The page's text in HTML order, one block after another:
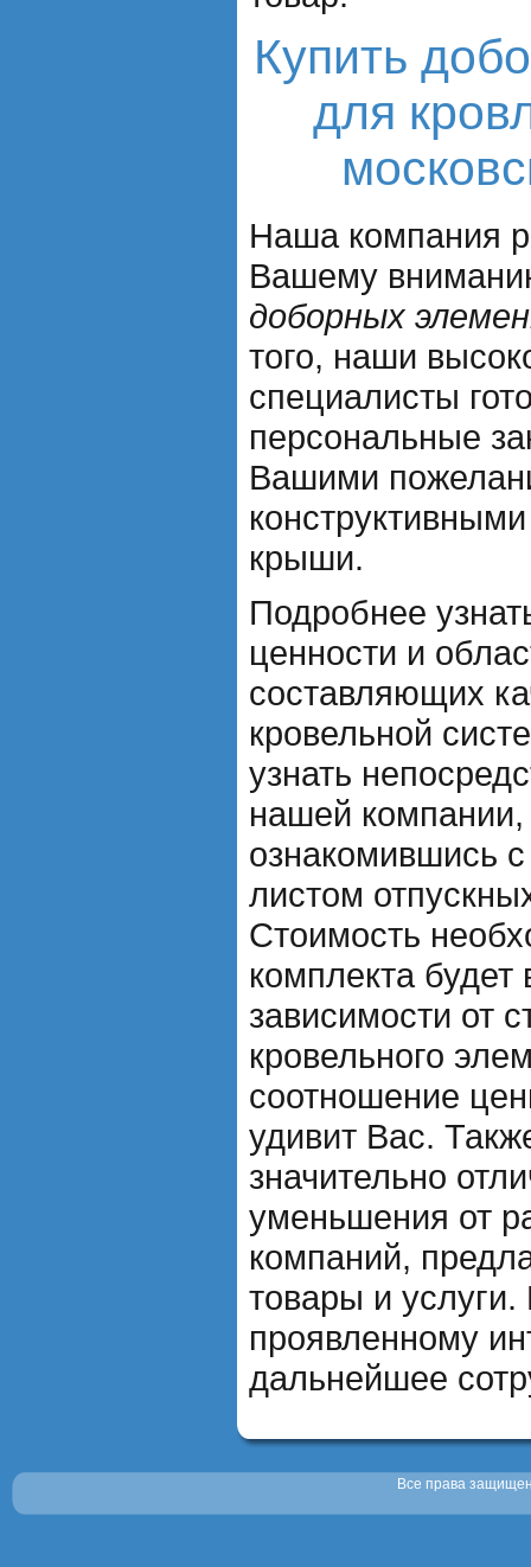
Купить
для
Наша компания
Вашему
доборных
того, наши
специалисты
персональные
Вашими
крыши.
Подробнее
ценности и
составляющих
кровельной
узнать
нашей компании,
ознакомившись
листом
Стоимость
комплекта будет
зависимости от
кровельного
соотношение
удивит Вас.
значительно
уменьшения от
компаний,
товары и
проявленному
дальнейшее
Все права